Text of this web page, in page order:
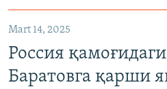
Mart 14, 2025
Россия
Баратовга қарши